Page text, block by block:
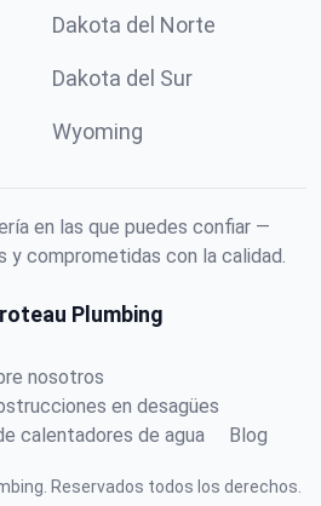
Dakota del Norte
Dakota del Sur
Wyoming
en las que puedes confiar —
y comprometidas con la calidad.
Plumbing
nosotros
en desagües
calentadores de agua
Blog
Reservados todos los derechos.